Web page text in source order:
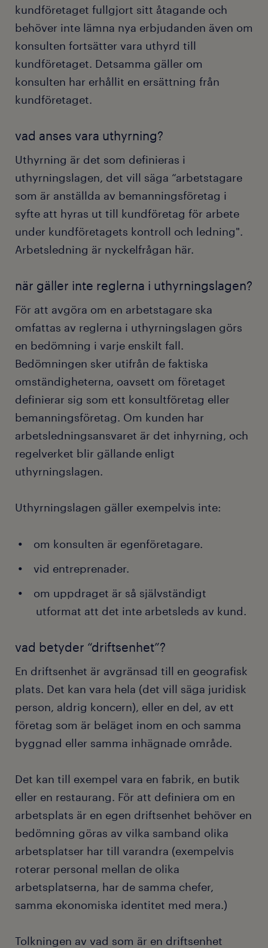
kundföretaget fullgjort sitt åtagande och
behöver inte lämna nya erbjudanden även om
konsulten fortsätter vara uthyrd till
kundföretaget. Detsamma gäller om
konsulten har erhållit en ersättning från
kundföretaget.
vad anses vara uthyrning?
Uthyrning är det som definieras i
uthyrningslagen, det vill säga “arbetstagare
som är anställda av bemanningsföretag i
syfte att hyras ut till kundföretag för arbete
under kundföretagets kontroll och ledning".
Arbetsledning är nyckelfrågan här.
när gäller inte reglerna i uthyrningslagen?
För att avgöra om en arbetstagare ska
omfattas av reglerna i uthyrningslagen görs
en bedömning i varje enskilt fall.
Bedömningen sker utifrån de faktiska
omständigheterna, oavsett om företaget
definierar sig som ett konsultföretag eller
bemanningsföretag. Om kunden har
arbetsledningsansvaret är det inhyrning, och
regelverket blir gällande enligt
uthyrningslagen.
Uthyrningslagen gäller exempelvis inte:
om konsulten är egenföretagare.
vid entreprenader.
om uppdraget är så självständigt
utformat att det inte arbetsleds av kund.
vad betyder “driftsenhet”?
En driftsenhet är avgränsad till en geografisk
plats. Det kan vara hela (det vill säga juridisk
person, aldrig koncern), eller en del, av ett
företag som är beläget inom en och samma
byggnad eller samma inhägnade område.
Det kan till exempel vara en fabrik, en butik
eller en restaurang. För att definiera om en
arbetsplats är en egen driftsenhet behöver en
bedömning göras av vilka samband olika
arbetsplatser har till varandra (exempelvis
roterar personal mellan de olika
arbetsplatserna, har de samma chefer,
samma ekonomiska identitet med mera.)
Tolkningen av vad som är en driftsenhet